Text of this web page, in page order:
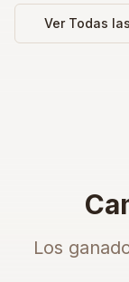
Ver Todas
Los